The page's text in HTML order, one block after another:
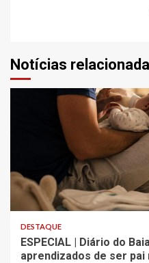
Notícias
4 min read
DESTAQUE
ESPECIAL | Diário do
aprendizados de ser pai